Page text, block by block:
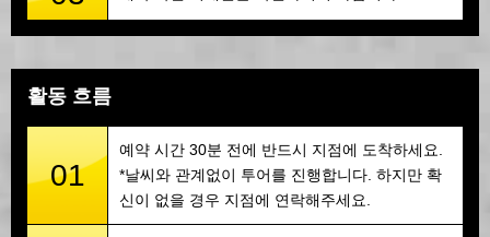
활동 흐름
01
예약 시간 30분 전에 반드시 지점에 도착하세요.
*날씨와 관계없이 투어를 진행합니다. 하지만 확
신이 없을 경우 지점에 연락해주세요.